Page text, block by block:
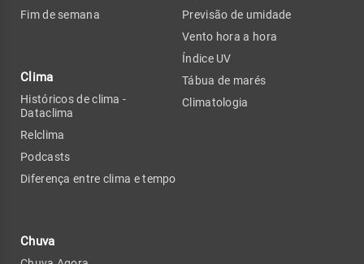
Fim de semana
Clima
Históricos de clima -
Dataclima
Relclima
Podcasts
Diferença entre clima e tempo
Chuva
Previsão de umidade
Vento hora a hora
Índice UV
Tábua de marés
Climatologia